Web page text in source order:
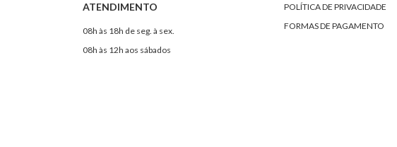
ATENDIMENTO
08h às 18h de seg. à sex.
08h às 12h aos sábados
POLÍTICA DE PRIVACIDADE
FORMAS DE PAGAMENTO